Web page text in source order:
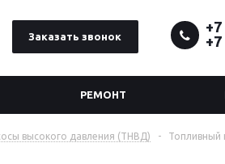
Заказать звонок
РЕМОНТ
высокого давления (ТНВД) -
Топливный